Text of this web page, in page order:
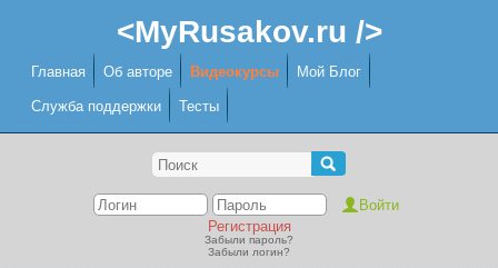
<MyRusakov.ru />
Главная Об авторе Видеокурсы Мой Блог
Служба поддержки Тесты
Регистрация
Забыли пароль?
Забыли логин?